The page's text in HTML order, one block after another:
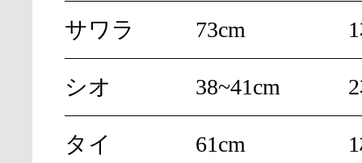
サワラ 73cm
シオ 38~41cm
タイ 61cm